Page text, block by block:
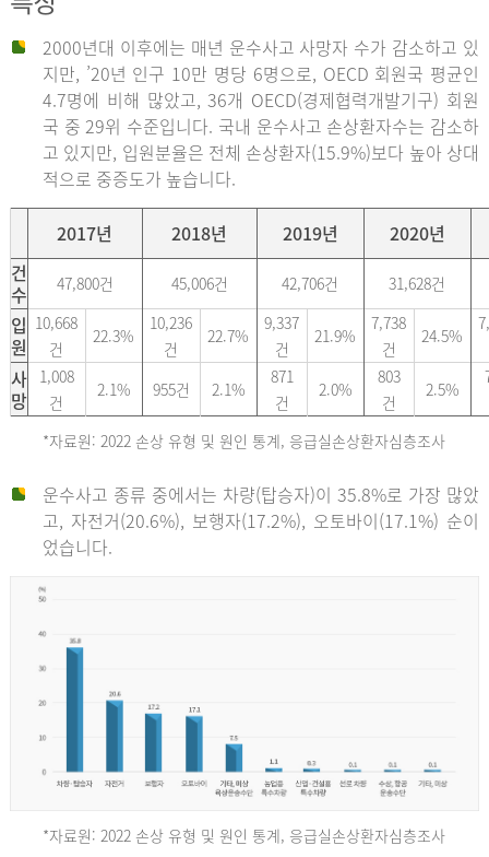
2000년대 이후에는 매년 운수사고 사망자 수가 감소하고 있
지만, ’20년 인구 10만 명당 6명으로, OECD 회원국 평균인
4.7명에 비해 많았고, 36개 OECD(경제협력개발기구) 회원
국 중 29위 수준입니다. 국내 운수사고 손상환자수는 감소하
고 있지만, 입원분율은 전체 손상환자(15.9%)보다 높아 상대
적으로 중증도가 높습니다.
2017년 2018년 2019년
2020년
건
수
47,800건 45,006건 42,706건 31,628건
입
원
10,668
건
22.3%
10,236
건
22.7%
9,337
건
21.9%
7,738
건
24.5%
사
망
1,008
건
2.1% 955건 2.1%
871
건
2.0%
803
건
2.5%
*자료원: 2022 손상 유형 및 원인 통계, 응급실손상환자심층조사
운수사고 종류 중에서는 차량(탑승자)이 35.8%로 가장 많았
고, 자전거(20.6%), 보행자(17.2%), 오토바이(17.1%) 순이
었습니다.
*자료원: 2022 손상 유형 및 원인 통계, 응급실손상환자심층조사